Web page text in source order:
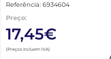
Referência: 6934604
Preço:
17,45€
(Preços incluem IVA)